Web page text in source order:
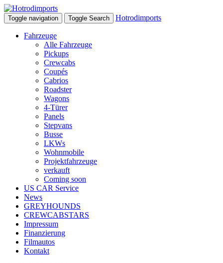
Toggle navigation Toggle Search Hotrodimports
Fahrzeuge
Alle Fahrzeuge
Pickups
Crewcabs
Coupés
Cabrios
Roadster
Wagons
4-Türer
Panels
Stepvans
Busse
LKWs
Wohnmobile
Projektfahrzeuge
verkauft
Coming soon
US CAR Service
News
GREYHOUNDS
CREWCABSTARS
Impressum
Finanzierung
Filmautos
Kontakt